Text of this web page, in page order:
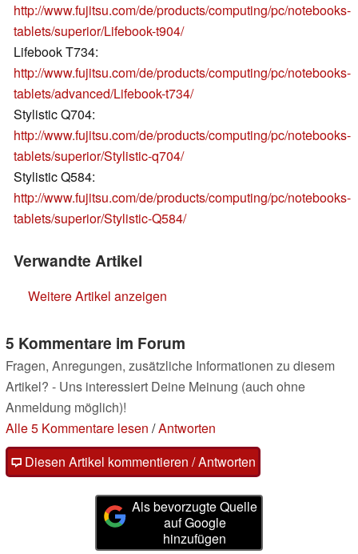
http://www.fujitsu.com/de/products/computing/pc/notebooks-
tablets/superior/Lifebook-t904/
Lifebook T734:
http://www.fujitsu.com/de/products/computing/pc/notebooks-
tablets/advanced/Lifebook-t734/
Stylistic Q704:
http://www.fujitsu.com/de/products/computing/pc/notebooks-
tablets/superior/Stylistic-q704/
Stylistic Q584:
http://www.fujitsu.com/de/products/computing/pc/notebooks-
tablets/superior/Stylistic-Q584/
Verwandte Artikel
Weitere Artikel anzeigen
5 Kommentare im Forum
Fragen, Anregungen, zusätzliche Informationen zu diesem
Artikel? - Uns interessiert Deine Meinung (auch ohne
Anmeldung möglich)!
Alle 5 Kommentare lesen /Antworten
Diesen Artikel kommentieren / Antworten
Als bevorzugte Quelle
auf Google
hinzufügen